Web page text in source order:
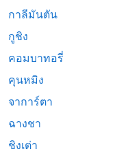
กาลีมันตัน
กูชิง
คอมบาทอรี่
คุนหมิง
จาการ์ตา
ฉางชา
ชิงเต่า